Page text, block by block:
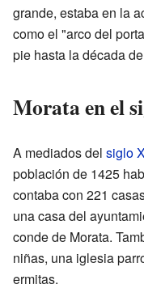
grande, estaba en la
como el "arco del
pie hasta la década
Morata en el
A mediados del siglo
población de 1425
contaba con 221
una casa del
conde de Morata.
niñas, una iglesia
ermitas.